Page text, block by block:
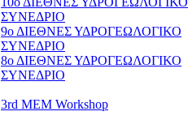
ΣΥΝΕΔΡΙΟ
9ο ΔΙΕΘΝΕΣ ΥΔΡΟΓΕΩΛΟΓΙΚΟ
ΣΥΝΕΔΡΙΟ
8ο ΔΙΕΘΝΕΣ ΥΔΡΟΓΕΩΛΟΓΙΚΟ
ΣΥΝΕΔΡΙΟ
3rd MEM Workshop